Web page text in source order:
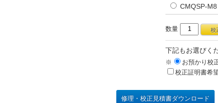
CMQSP-
数量
下記もお選びく
※
お預かり校
校正証明書希
修理・校正見積書ダウンロード